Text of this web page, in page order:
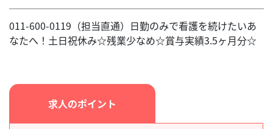
011-600-0119（担当直通）日勤のみで看護を続けたいあ
なたへ！土日祝休み☆残業少なめ☆賞与実績3.5ヶ月分☆
求人のポイント